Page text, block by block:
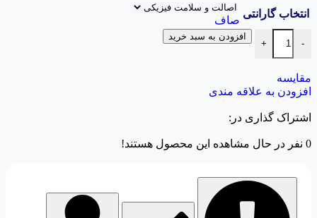
انتخاب گارانتی
صاف
-
+
افزودن به سبد خرید
مقایسه
افزودن به علاقه مندی
اشتراک گذاری در:
0 نفر در حال مشاهده این محصول هستند!